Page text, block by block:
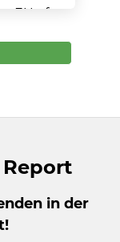
EU oft
in der